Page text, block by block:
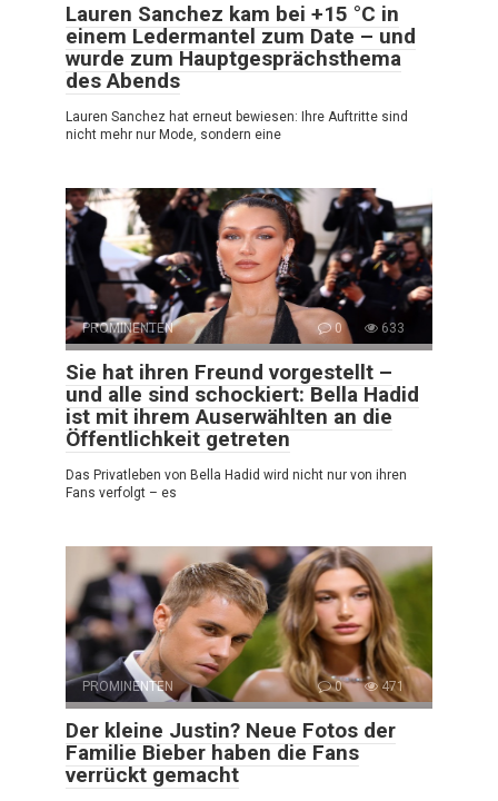
Lauren Sanchez kam bei +15 °C in
einem Ledermantel zum Date – und
wurde zum Hauptgesprächsthema
des Abends
Lauren Sanchez hat erneut bewiesen: Ihre Auftritte sind
nicht mehr nur Mode, sondern eine
PROMINENTEN 0 633
Sie hat ihren Freund vorgestellt –
und alle sind schockiert: Bella Hadid
ist mit ihrem Auserwählten an die
Öffentlichkeit getreten
Das Privatleben von Bella Hadid wird nicht nur von ihren
Fans verfolgt – es
PROMINENTEN 0 471
Der kleine Justin? Neue Fotos der
Familie Bieber haben die Fans
verrückt gemacht